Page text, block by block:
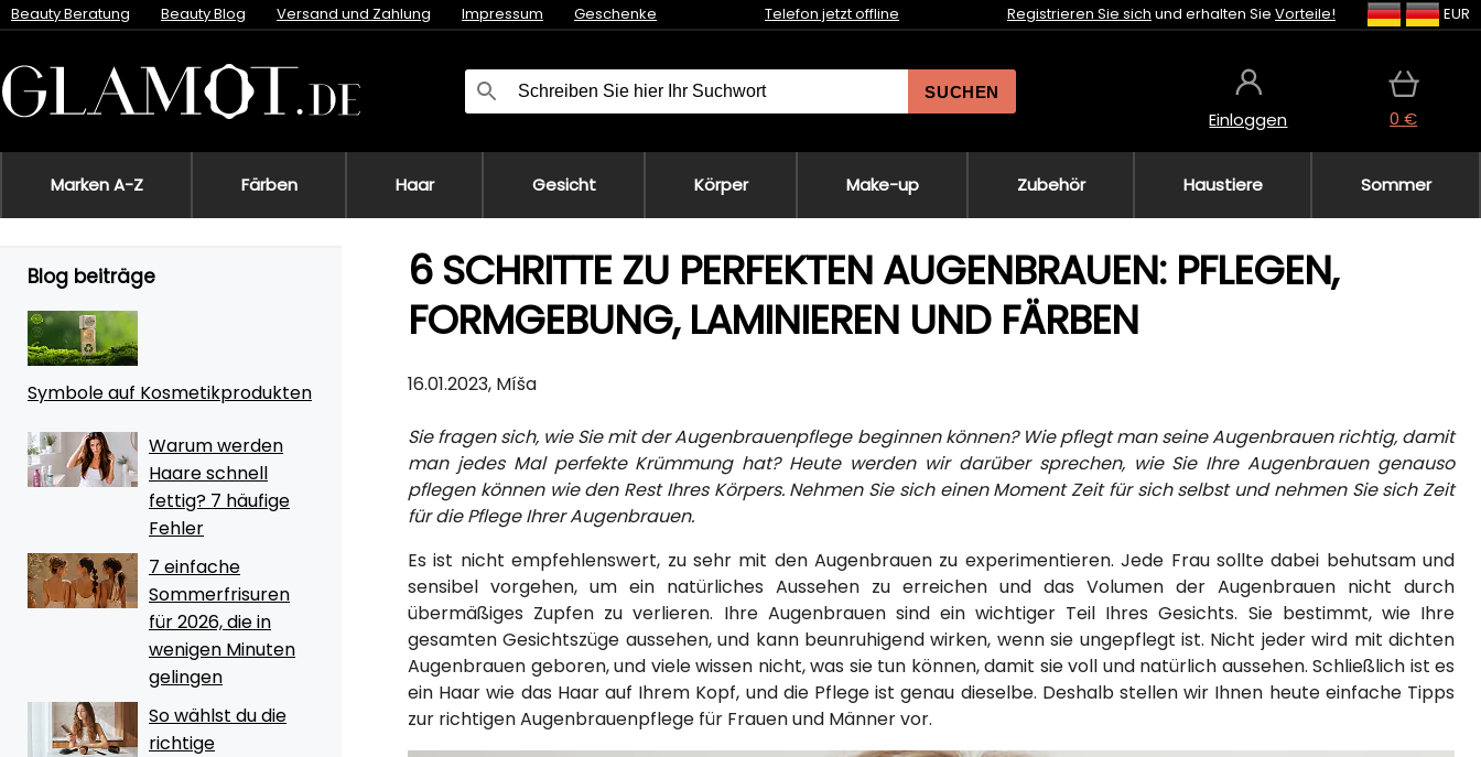
Beauty Beratung Beauty Blog Versand und Zahlung Impressum Geschenke Telefon jetzt offline Registrieren Sie sich und erhalten Sie Vorteile! EUR
SUCHEN
Einloggen 0 €
Marken A-Z Färben Haar Gesicht Körper Make-up Zubehör Haustiere Sommer
Blog beiträge
Symbole auf Kosmetikprodukten
Warum werden
Haare schnell
fettig? 7 häufige
Fehler
7 einfache
Sommerfrisuren
für 2026, die in
wenigen Minuten
gelingen
So wählst du die
richtige
6 SCHRITTE ZU PERFEKTEN AUGENBRAUEN: PFLEGEN,
FORMGEBUNG, LAMINIEREN UND FÄRBEN
16.01.2023, Míša
Sie fragen sich, wie Sie mit der Augenbrauenpflege beginnen können? Wie pflegt man seine Augenbrauen richtig, damit
man jedes Mal perfekte Krümmung hat? Heute werden wir darüber sprechen, wie Sie Ihre Augenbrauen genauso
pflegen können wie den Rest Ihres Körpers. Nehmen Sie sich einen Moment Zeit für sich selbst und nehmen Sie sich Zeit
für die Pflege Ihrer Augenbrauen.
Es ist nicht empfehlenswert, zu sehr mit den Augenbrauen zu experimentieren. Jede Frau sollte dabei behutsam und
sensibel vorgehen, um ein natürliches Aussehen zu erreichen und das Volumen der Augenbrauen nicht durch
übermäßiges Zupfen zu verlieren. Ihre Augenbrauen sind ein wichtiger Teil Ihres Gesichts. Sie bestimmt, wie Ihre
gesamten Gesichtszüge aussehen, und kann beunruhigend wirken, wenn sie ungepflegt ist. Nicht jeder wird mit dichten
Augenbrauen geboren, und viele wissen nicht, was sie tun können, damit sie voll und natürlich aussehen. Schließlich ist es
ein Haar wie das Haar auf Ihrem Kopf, und die Pflege ist genau dieselbe. Deshalb stellen wir Ihnen heute einfache Tipps
zur richtigen Augenbrauenpflege für Frauen und Männer vor.